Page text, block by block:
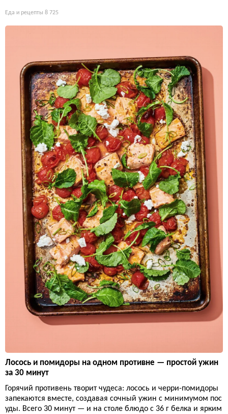
Еда и рецепты 8 725
Лосось и помидоры на одном противне — простой ужин
за 30 минут
Горячий противень творит чудеса: лосось и черри-помидоры
запекаются вместе, создавая сочный ужин с минимумом пос
уды. Всего 30 минут — и на столе блюдо с 36 г белка и ярким